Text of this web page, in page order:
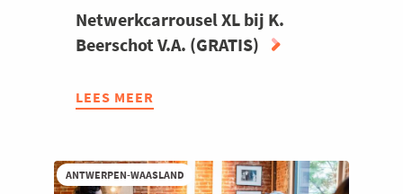
Netwerkcarrousel XL bij K.
Beerschot V.A. (GRATIS)
LEES MEER
ABOUT
BIJ
K.
ANTWERPEN-WAASLAND